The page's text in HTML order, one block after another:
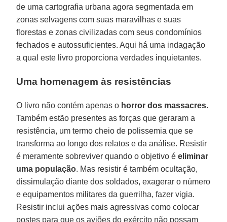
de uma cartografia urbana agora segmentada em
zonas selvagens com suas maravilhas e suas
florestas e zonas civilizadas com seus condomínios
fechados e autossuficientes. Aqui há uma indagação
a qual este livro proporciona verdades inquietantes.
Uma homenagem às resistências
O livro não contém apenas o horror dos massacres.
Também estão presentes as forças que geraram a
resistência, um termo cheio de polissemia que se
transforma ao longo dos relatos e da análise. Resistir
é meramente sobreviver quando o objetivo éeliminar
uma população. Mas resistir é também ocultação,
dissimulação diante dos soldados, exagerar o número
e equipamentos militares da guerrilha, fazer vigia.
Resistir inclui ações mais agressivas como colocar
postes para que os aviões do exército não possam